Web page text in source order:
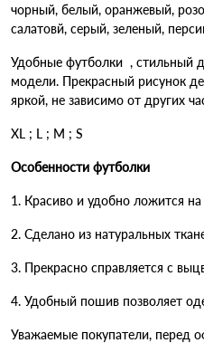
чорный, белый, оранжевый,
салатовй, серый, зеленый,
Удобные футболки , стильный
модели. Прекрасный рисунок
яркой, не зависимо от других
XL ; L ; M ; S
Особенности футболки
1. Красиво и удобно ложится
2. Сделано из натуральных
3. Прекрасно справляется с
4. Удобный пошив позволяет
Уважаемые покупатели, перед